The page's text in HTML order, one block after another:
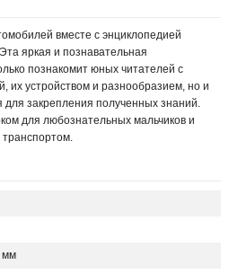
вместе с энциклопедией
яркая и познавательная
познакомит юных читателей с
их устройством и разнообразием, но и
закрепления полученных знаний.
для любознательных мальчиков и
транспортом.
мм